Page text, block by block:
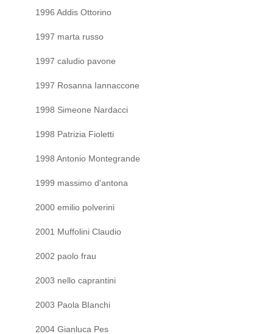
1996 Addis Ottorino
1997 marta russo
1997 caludio pavone
1997 Rosanna Iannaccone
1998 Simeone Nardacci
1998 Patrizia Fioletti
1998 Antonio Montegrande
1999 massimo d'antona
2000 emilio polverini
2001 Muffolini Claudio
2002 paolo frau
2003 nello caprantini
2003 Paola BIanchi
2004 Gianluca Pes